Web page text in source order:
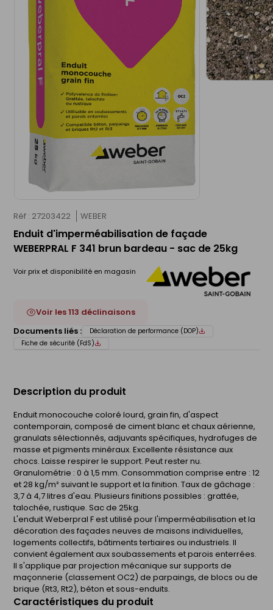
Réf : 27203422 WEBER
Enduit d'imperméabilisation de façade
WEBERPRAL F 341 brun bardeau - sac de 25kg
Voir prix et disponibilité en magasin
Voir les 113 déclinaisons
Documents liés :
Déclaration de performance (DOP)
Fiche de sécurité (FdS)
Description du produit
Enduit monocouche coloré lourd, grain fin, d'aspect
contemporain, composé de ciment blanc et chaux aérienne,
granulats sélectionnés, adjuvants spécifiques, hydrofuges de
masse et pigments minéraux. Excellente résistance aux
chocs. Laisse respirer le support. Peut rester nu.
Granulométrie : 0 à 1,5 mm. Consommation comprise entre : 12
et 28 kg/m² suivant le support et la finition. Taux de gâchage :
3,7 à 4,7 litres d'eau. Plusieurs finitions possibles : grattée,
talochée, rustique. Sac de 25kg.
L'enduit Weberpral F est utilisé pour l'imperméabilisation et la
décoration des façades neuves de maisons individuelles,
logements collectifs, bâtiments tertiaires ou industriels. Il
convient également aux soubassements et parois enterrées.
Il s'applique par projection mécanique sur supports de
maçonnerie (classement OC2) de parpaings, de blocs ou de
brique (Rt3, Rt2), béton et sous-enduits.
Caractéristiques du produit